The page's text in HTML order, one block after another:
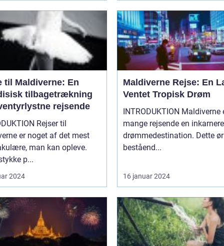
til Maldiverne: En
tilbagetrækning
rejsende
Rejser til
er noget af det mest
man kan opleve.
p...
2024
Maldiverne Rejse: En
Ventet Tropisk Drøm
INTRODUKTION Maldiverne er for
mange rejsende en
drømmedestination. Dette
beståend...
16 januar 2024